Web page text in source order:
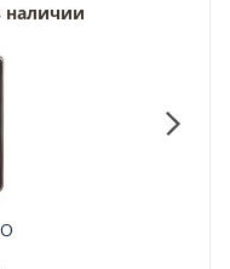
наличии